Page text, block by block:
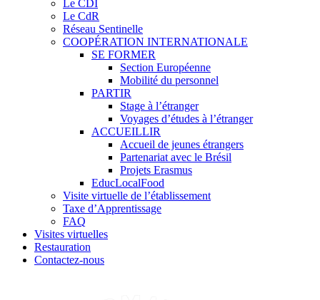
Le CDI
Le CdR
Réseau Sentinelle
COOPÉRATION INTERNATIONALE
SE FORMER
Section Européenne
Mobilité du personnel
PARTIR
Stage à l’étranger
Voyages d’études à l’étranger
ACCUEILLIR
Accueil de jeunes étrangers
Partenariat avec le Brésil
Projets Erasmus
EducLocalFood
Visite virtuelle de l’établissement
Taxe d’Apprentissage
FAQ
Visites virtuelles
Restauration
Contactez-nous